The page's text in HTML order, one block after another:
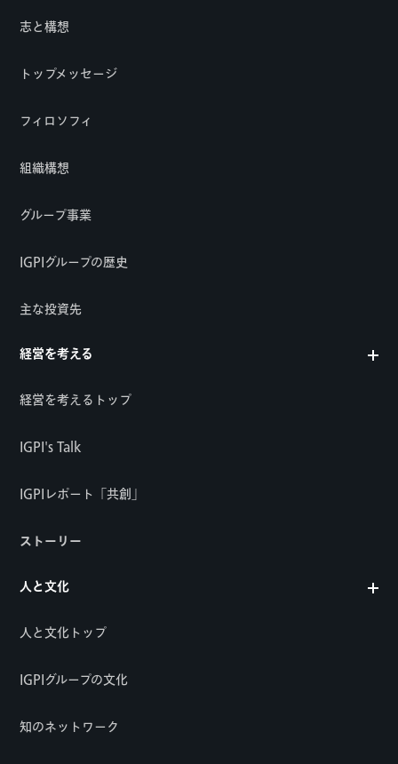
志と構想
トップメッセージ
フィロソフィ
組織構想
グループ事業
IGPIグループの歴史
主な投資先
経営を考える
経営を考えるトップ
IGPI's Talk
IGPIレポート「共創」
ストーリー
人と文化
人と文化トップ
IGPIグループの文化
知のネットワーク